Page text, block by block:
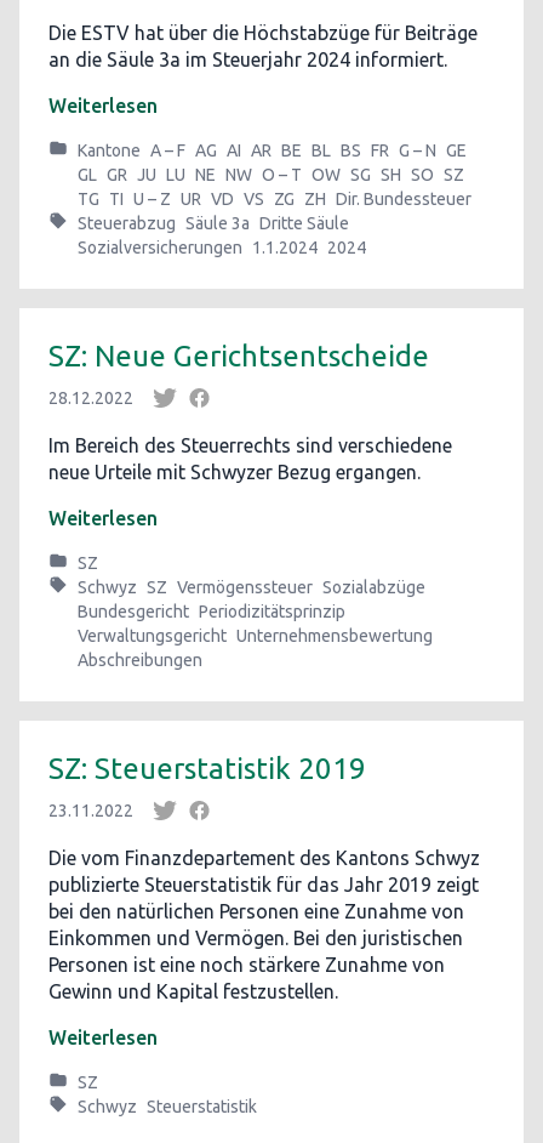
Die ESTV hat über die Höchstabzüge für Beiträge
an die Säule 3a im Steuerjahr 2024 informiert.
Weiterlesen
Kantone A – F AG AI AR BE BL BS FR G – N GE
GL GR JU LU NE NW O – T OW SG SH SO SZ
TG
TI U – Z UR VD VS ZG ZH Dir. Bundessteuer
Steuerabzug Säule 3a Dritte Säule
Sozialversicherungen
1.1.2024 2024
SZ: Neue Gerichtsentscheide
28.12.2022
Im Bereich des Steuerrechts sind verschiedene
neue Urteile mit Schwyzer Bezug ergangen.
Weiterlesen
SZ
Schwyz SZ Vermögenssteuer Sozialabzüge
Bundesgericht Periodizitätsprinzip
Verwaltungsgericht Unternehmensbewertung
Abschreibungen
SZ: Steuerstatistik 2019
23.11.2022
Die vom Finanzdepartement des Kantons Schwyz
publizierte Steuerstatistik für das Jahr 2019 zeigt
bei den natürlichen Personen eine Zunahme von
Einkommen und Vermögen. Bei den juristischen
Personen ist eine noch stärkere Zunahme von
Gewinn und Kapital festzustellen.
Weiterlesen
SZ
Schwyz Steuerstatistik